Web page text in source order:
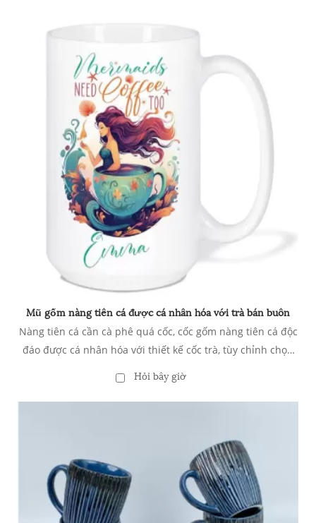
Mũ gốm nàng tiên cá được cá nhân hóa với trà bán buôn
Nàng tiên cá cần cà phê quá cốc, cốc gốm nàng tiên cá độc
đáo được cá nhân hóa với thiết kế cốc trà, tùy chỉnh chọn
tặng nàng tiên cá tuyệt vời
Hỏi bây giờ